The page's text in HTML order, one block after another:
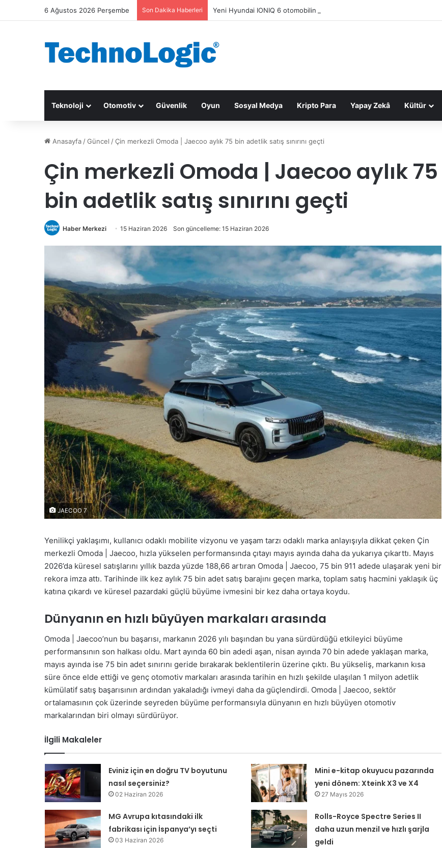
6 Ağustos 2026 Perşembe Son Dakika Haberleri Yeni Hyundai IONIQ 6 otomobilin Türkiye fiyatı belli oldu
Teknoloji Otomotiv Güvenlik Oyun Sosyal Medya Kripto Para Yapay Zekâ Kültür
Anasayfa /Güncel /Çin merkezli Omoda | Jaecoo aylık 75 bin adetlik satış sınırını geçti
Çin merkezli Omoda | Jaecoo aylık 75
bin adetlik satış sınırını geçti
Haber Merkezi 15 Haziran 2026 Son güncelleme: 15 Haziran 2026
JAECOO 7
Yenilikçi yaklaşımı, kullanıcı odaklı mobilite vizyonu ve yaşam tarzı odaklı marka anlayışıyla dikkat çeken Çin
merkezli Omoda | Jaecoo, hızla yükselen performansında çıtayı mayıs ayında daha da yukarıya çıkarttı. Mayıs
2026’da küresel satışlarını yıllık bazda yüzde 188,66 artıran Omoda | Jaecoo, 75 bin 911 adede ulaşarak yeni bir
rekora imza attı. Tarihinde ilk kez aylık 75 bin adet satış barajını geçen marka, toplam satış hacmini yaklaşık üç
katına çıkardı ve küresel pazardaki güçlü büyüme ivmesini bir kez daha ortaya koydu.
Dünyanın en hızlı büyüyen markaları arasında
Omoda | Jaecoo’nun bu başarısı, markanın 2026 yılı başından bu yana sürdürdüğü etkileyici büyüme
performansının son halkası oldu. Mart ayında 60 bin adedi aşan, nisan ayında 70 bin adede yaklaşan marka,
mayıs ayında ise 75 bin adet sınırını geride bırakarak beklentilerin üzerine çıktı. Bu yükseliş, markanın kısa
süre önce elde ettiği ve genç otomotiv markaları arasında tarihin en hızlı şekilde ulaşılan 1 milyon adetlik
kümülatif satış başarısının ardından yakaladığı ivmeyi daha da güçlendirdi. Omoda | Jaecoo, sektör
ortalamasının çok üzerinde seyreden büyüme performansıyla dünyanın en hızlı büyüyen otomotiv
markalarından biri olmayı sürdürüyor.
İlgili Makaleler
Eviniz için en doğru TV boyutunu
nasıl seçersiniz?
02 Haziran 2026
Mini e-kitap okuyucu pazarında
yeni dönem: Xteink X3 ve X4
27 Mayıs 2026
MG Avrupa kıtasındaki ilk
fabrikası için İspanya’yı seçti
03 Haziran 2026
Rolls-Royce Spectre Series II
daha uzun menzil ve hızlı şarjla
geldi